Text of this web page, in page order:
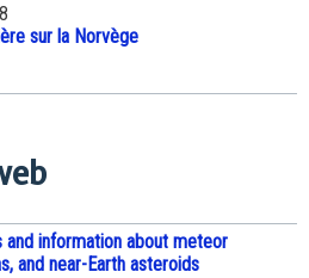
sur la Norvège
information about meteor
and near-Earth asteroids